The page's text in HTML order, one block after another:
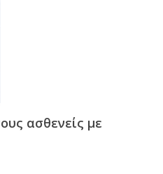
ασθενείς με